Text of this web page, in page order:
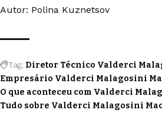
Autor: Polina Kuznetsov
Tag: Diretor Técnico Valderci
Empresário Valderci Malagosini
O que aconteceu com Valderci
Tudo sobre Valderci Malagosini